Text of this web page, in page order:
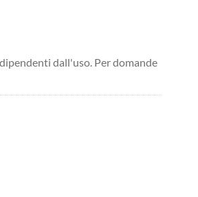
dall'uso. Per domande